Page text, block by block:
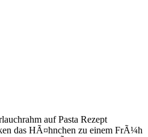
auf Pasta Rezept
das HÃ¤hnchen zu einem FrÃ¼h